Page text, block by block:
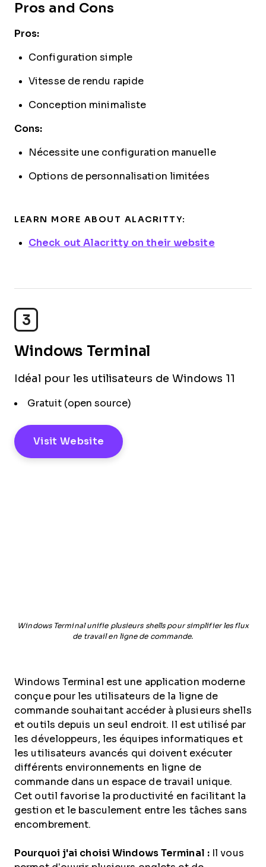
Pros and Cons
Pros:
Configuration simple
Vitesse de rendu rapide
Conception minimaliste
Cons:
Nécessite une configuration manuelle
Options de personnalisation limitées
LEARN MORE ABOUT ALACRITTY:
Check out Alacritty on their website
3
Windows Terminal
Idéal pour les utilisateurs de Windows 11
Gratuit (open source)
Visit Website
Windows Terminal unifie plusieurs shells pour simplifier les flux
de travail en ligne de commande.
Windows Terminal est une application moderne
conçue pour les utilisateurs de la ligne de
commande souhaitant accéder à plusieurs shells
et outils depuis un seul endroit. Il est utilisé par
les développeurs, les équipes informatiques et
les utilisateurs avancés qui doivent exécuter
différents environnements en ligne de
commande dans un espace de travail unique.
Cet outil favorise la productivité en facilitant la
gestion et le basculement entre les tâches sans
encombrement.
Pourquoi j'ai choisi Windows Terminal :Il vous